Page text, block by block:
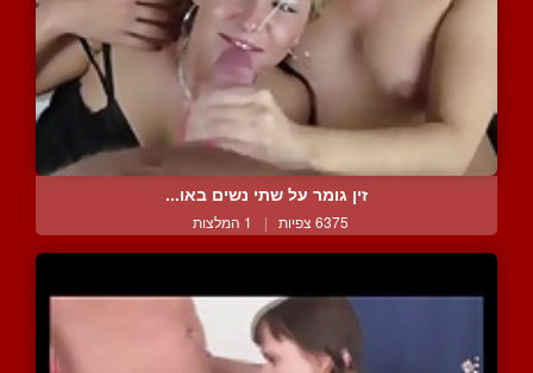
זין גומר על שתי נשים באו...
6375 צפיות | 1 המלצות